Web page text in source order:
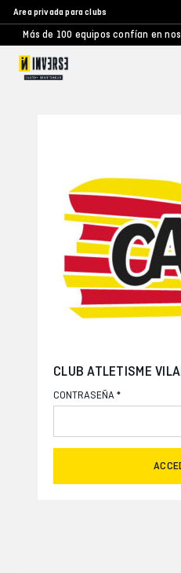
Area privada para clubs
Más de 100 equipos confían en
CLUB ATLETISME
CONTRASEÑA *